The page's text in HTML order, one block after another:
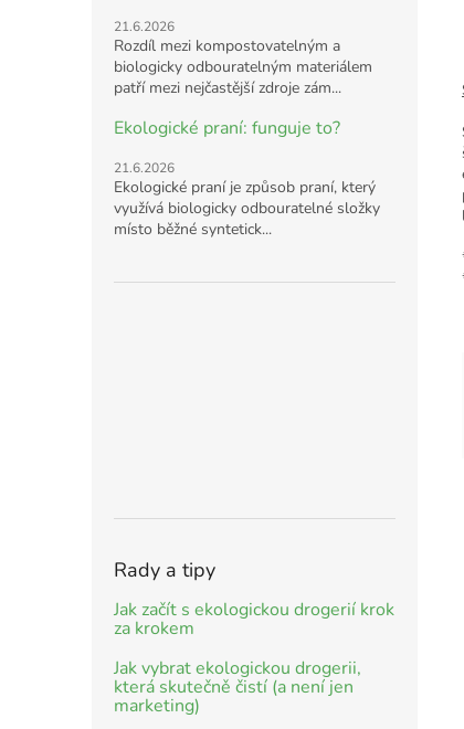
21.6.2026
Rozdíl mezi kompostovatelným a
biologicky odbouratelným materiálem
patří mezi nejčastější zdroje zám...
Ekologické praní: funguje to?
21.6.2026
Ekologické praní je způsob praní, který
využívá biologicky odbouratelné složky
místo běžné syntetick...
Rady a tipy
Jak začít s ekologickou drogerií krok
za krokem
Jak vybrat ekologickou drogerii,
která skutečně čistí (a není jen
marketing)